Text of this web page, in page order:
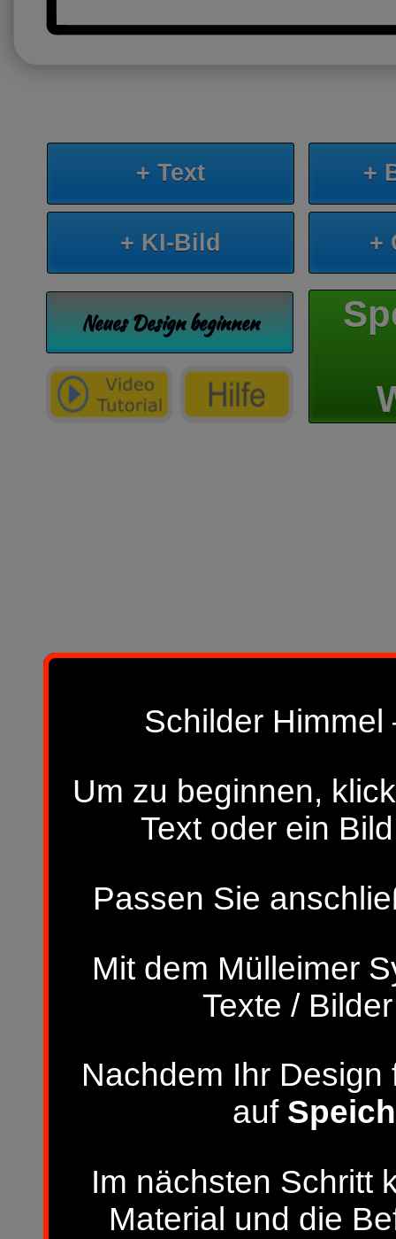
+ Text +
+ KI-Bild +
Neues Design beginnen
Schilder
Um zu beginnen,
Text oder ein
Passen Sie
Mit dem Mülleimer
Texte /
Nachdem Ihr
auf
Im nächsten Schritt
Material und die